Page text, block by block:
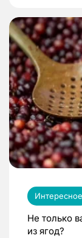
Интересное
Не только
из ягод?